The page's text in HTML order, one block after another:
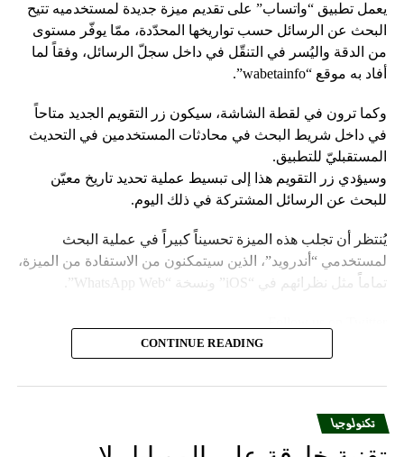
يعمل تطبيق “واتساب” على تقديم ميزة جديدة لمستخدميه تتيح
البحث عن الرسائل حسب تواريخها المحدّدة، ممّا يوفّر مستوى
من الدقة واليُسر في التنقّل في داخل سجلّ الرسائل، وفقاً لما
أفاد به موقع “wabetainfo”.
وكما ترون في لقطة الشاشة، سيكون زر التقويم الجديد متاحاً
في داخل شريط البحث في محادثات المستخدمين في التحديث
المستقبليّ للتطبيق.
وسيؤدي زر التقويم هذا إلى تبسيط عملية تحديد تاريخ معيّن
للبحث عن الرسائل المشتركة في ذلك اليوم.
يُنتظر أن تجلب هذه الميزة تحسيناً كبيراً في عملية البحث
لمستخدمي “أندرويد”، الذين سيتمكنون من الاستفادة من الميزة،
تماماً مثل نظرائهم في “iOS” ونسخة “WhatsApp Web”.
يعمل تطبيق “واتساب” على تقديم ميزة جديدة لمستخدميه تتيح
البحث عن الرسائل حسب تواريخها المحدّدة، ممّا يوفّر مستوى
أفاد به موقع “wabetainfo”.
CONTINUE READING
تكنولوجيا